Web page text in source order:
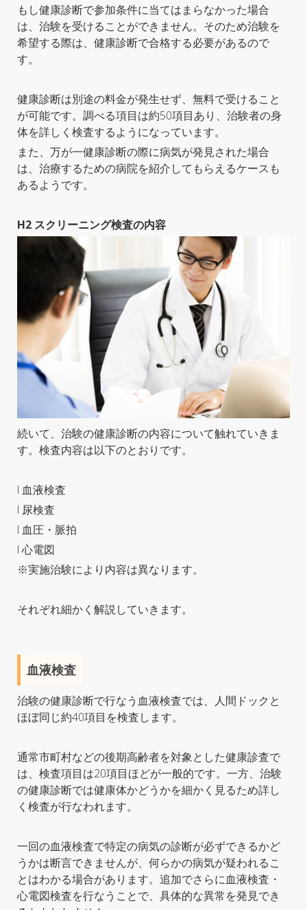
もし健康診断で参加条件に当てはまらなかった場合
は、治験を受けることができません。そのため治験を
希望する際は、健康診断で合格する必要があるので
す。
健康診断は別途の料金が発生せず、無料で受けること
が可能です。調べる項目は約50項目あり、治験者の身
体を詳しく検査するようになっています。
また、万が一健康診断の際に病気が発見された場合
は、治療するための病院を紹介してもらえるケースも
あるようです。
H2 スクリーニング検査の内容
続いて、治験の健康診断の内容について触れていきま
す。検査内容は以下のとおりです。
l 血液検査
l 尿検査
l 血圧・脈拍
l 心電図
※実施治験により内容は異なります。
それぞれ細かく解説していきます。
血液検査
治験の健康診断で行なう血液検査では、人間ドックと
ほぼ同じ約40項目を検査します。
通常市町村などの後期高齢者を対象とした健康診査で
は、検査項目は20項目ほどが一般的です。一方、治験
の健康診断では健康体かどうかを細かく見るため詳し
く検査が行なわれます。
一回の血液検査で特定の病気の診断が必ずできるかど
うかは断言できませんが、何らかの病気が疑われるこ
とはわかる場合があります。追加でさらに血液検査・
心電図検査を行なうことで、具体的な異常を発見でき